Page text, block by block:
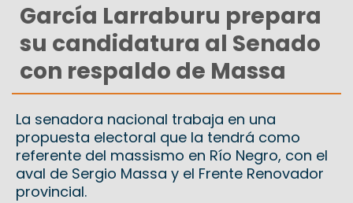
García Larraburu prepara
su candidatura al Senado
con respaldo de Massa
La senadora nacional trabaja en una
propuesta electoral que la tendrá como
referente del massismo en Río Negro, con el
aval de Sergio Massa y el Frente Renovador
provincial.